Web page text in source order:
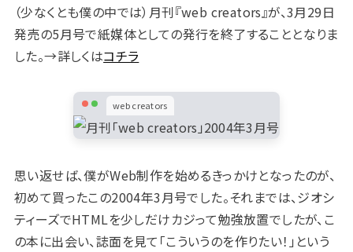
（少なくとも僕の中では）月刊『web creators』が、3月29日
発売の5月号で紙媒体としての発行を終了することとなりま
した。→詳しくはコチラ
web creators
思い返せば、僕がWeb制作を始めるきっかけとなったのが、
初めて買ったこの2004年3月号でした。それまでは、ジオシ
ティーズでHTMLを少しだけカジって勉強放置でしたが、こ
の本に出会い、誌面を見て「こういうのを作りたい！」という